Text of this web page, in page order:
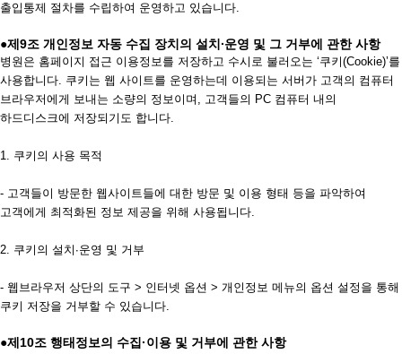
출입통제 절차를 수립하여 운영하고 있습니다.
●제9조 개인정보 자동 수집 장치의 설치∙운영 및 그 거부에 관한 사항
병원은 홈페이지 접근 이용정보를 저장하고 수시로 불러오는 ‘쿠키(Cookie)’를
사용합니다. 쿠키는 웹 사이트를 운영하는데 이용되는 서버가 고객의 컴퓨터
브라우저에게 보내는 소량의 정보이며, 고객들의 PC 컴퓨터 내의
하드디스크에 저장되기도 합니다.
1. 쿠키의 사용 목적
- 고객들이 방문한 웹사이트들에 대한 방문 및 이용 형태 등을 파악하여
고객에게 최적화된 정보 제공을 위해 사용됩니다.
2. 쿠키의 설치∙운영 및 거부
- 웹브라우저 상단의 도구 > 인터넷 옵션 > 개인정보 메뉴의 옵션 설정을 통해
쿠키 저장을 거부할 수 있습니다.
●제10조 행태정보의 수집·이용 및 거부에 관한 사항